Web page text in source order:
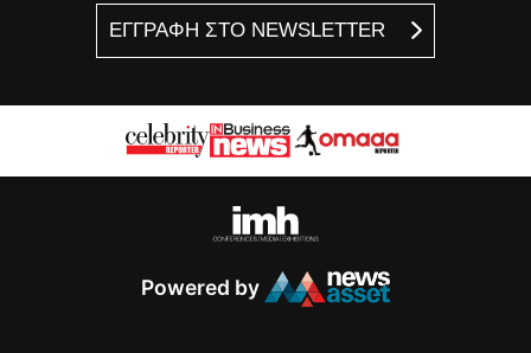
ΕΓΓΡΑΦΗ ΣΤΟ NEWSLETTER
Powered by